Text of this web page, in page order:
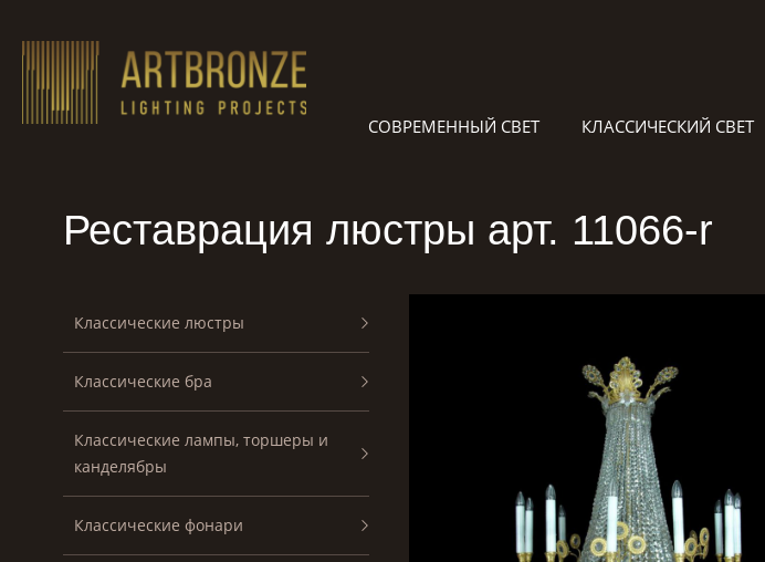
content
СОВРЕМЕННЫЙ СВЕТ КЛАССИЧЕСКИЙ СВЕТ
Реставрация люстры арт. 11066-r
Классические люстры
Классические бра
Классические лампы, торшеры и
канделябры
Классические фонари